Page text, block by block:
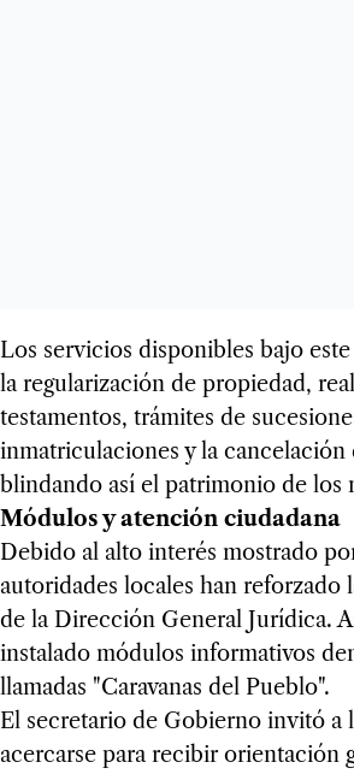
Los servicios disponibles bajo
la regularización de propiedad,
testamentos, trámites de
inmatriculaciones y la cancelación
blindando así el patrimonio de los
Módulos y atención ciudadana
Debido al alto interés mostrado
autoridades locales han reforzado
de la Dirección General Jurídica.
instalado módulos informativos
llamadas "Caravanas del Pueblo".
El secretario de Gobierno invitó a
acercarse para recibir orientación